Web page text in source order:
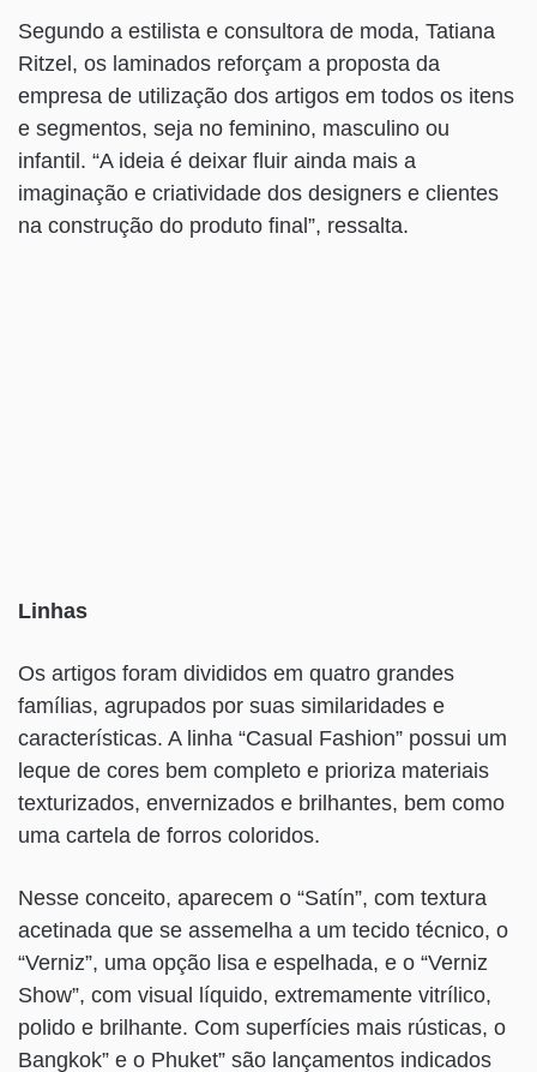
Segundo a estilista e consultora de moda, Tatiana
Ritzel, os laminados reforçam a proposta da
empresa de utilização dos artigos em todos os itens
e segmentos, seja no feminino, masculino ou
infantil. “A ideia é deixar fluir ainda mais a
imaginação e criatividade dos designers e clientes
na construção do produto final”, ressalta.
Linhas
Os artigos foram divididos em quatro grandes
famílias, agrupados por suas similaridades e
características. A linha “Casual Fashion” possui um
leque de cores bem completo e prioriza materiais
texturizados, envernizados e brilhantes, bem como
uma cartela de forros coloridos.
Nesse conceito, aparecem o “Satín”, com textura
acetinada que se assemelha a um tecido técnico, o
“Verniz”, uma opção lisa e espelhada, e o “Verniz
Show”, com visual líquido, extremamente vitrílico,
polido e brilhante. Com superfícies mais rústicas, o
Bangkok” e o Phuket” são lançamentos indicados